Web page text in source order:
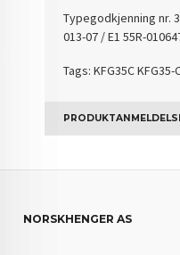
Typegodkjenning nr.
013-07 / E1 55R-
Tags: KFG35C KFG35-
NORSKHENGER AS